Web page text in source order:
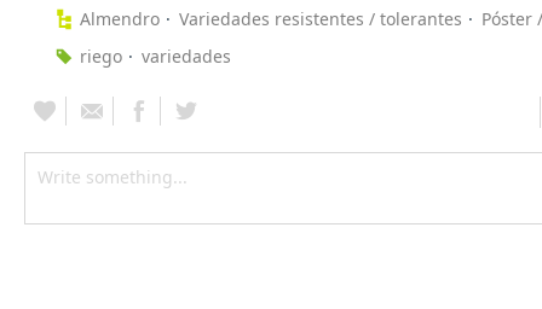
Almendro Variedades resistentes / tolerantes
Póster
riego
variedades